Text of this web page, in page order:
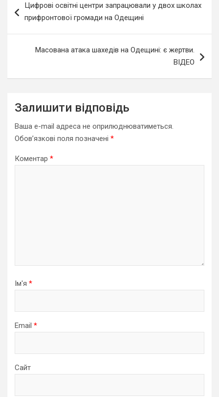
записів
Цифрові освітні центри запрацювали у двох школах
прифронтової громади на Одещині
Масована атака шахедів на Одещині: є жертви.
ВІДЕО
Залишити відповідь
Ваша e-mail адреса не оприлюднюватиметься.
Обов’язкові поля позначені *
Коментар *
Ім'я *
Email *
Сайт